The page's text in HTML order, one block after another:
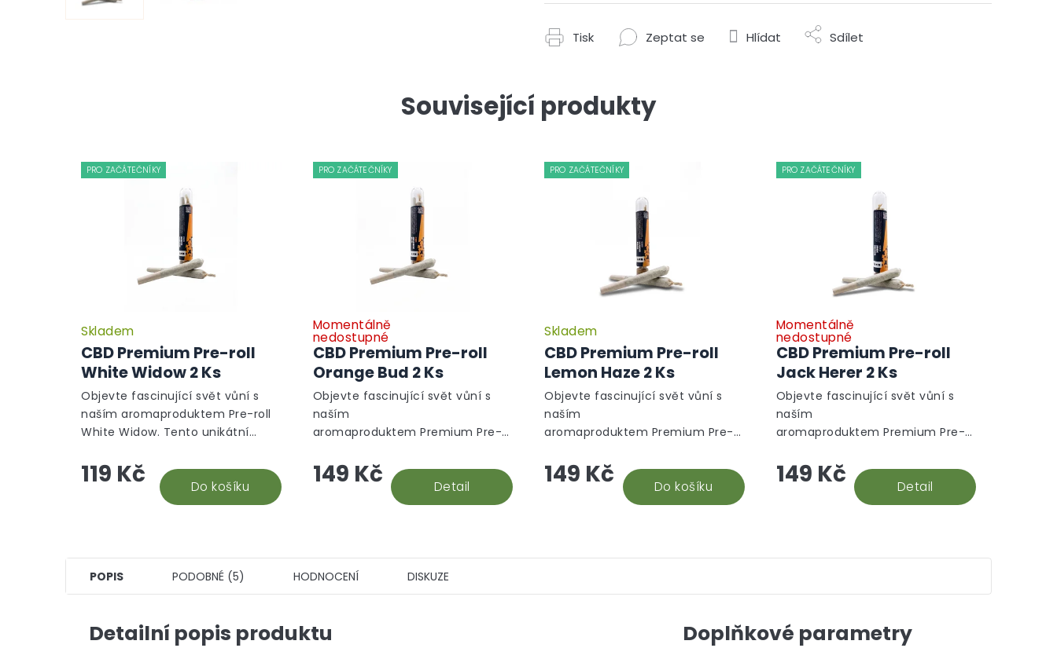
Tisk Zeptat se Hlídat Sdílet
Související produkty
PRO ZAČÁTEČNÍKY
CBD Premium Pre-roll
White Widow 2 Ks
Skladem
119 Kč Do košíku
Objevte fascinující svět vůní s
naším aromaproduktem Pre-roll
White Widow. Tento unikátní
kvalitních CBD květů odrůdy
White Widow, známé svou...
PRO ZAČÁTEČNÍKY
CBD Premium Pre-roll
Orange Bud 2 Ks
Průměrné
hodnocení
produktu
hvězdiček.
Momentálně
nedostupné
149 Kč Detail
Objevte fascinující svět vůní s
naším
aromaproduktem Premium Pre-
produkt je vytvořen z vysoce
kvalitních CBD květů odrůdy
Orange Bud, známé...
PRO ZAČÁTEČNÍKY
CBD Premium Pre-roll
Lemon Haze 2 Ks
Skladem
149 Kč Do košíku
Objevte fascinující svět vůní s
naším
aromaproduktem Premium Pre-
produkt je vytvořen z vysoce
kvalitních CBD květů odrůdy
Lemon Haze, známé...
PRO ZAČÁTEČNÍKY
CBD Premium Pre-roll
Jack Herer 2 Ks
Momentálně
nedostupné
149 Kč Detail
Objevte fascinující svět vůní s
naším
aromaproduktem Premium Pre-
produkt je vytvořen z vysoce
kvalitních CBD květů odrůdy Jack
Herer, známé...
POPIS PODOBNÉ (5) HODNOCENÍ DISKUZE
Detailní popis produktu Doplňkové parametry